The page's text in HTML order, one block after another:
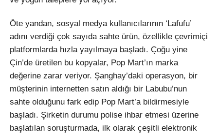
Öte yandan, sosyal medya kullanıcılarının ‘Lafufu’
adını verdiği çok sayıda sahte ürün, özellikle çevrimiçi
platformlarda hızla yayılmaya başladı. Çoğu yine
Çin’de üretilen bu kopyalar, Pop Mart’ın marka
değerine zarar veriyor. Şanghay’daki operasyon, bir
müşterinin internetten satın aldığı bir Labubu’nun
sahte olduğunu fark edip Pop Mart’a bildirmesiyle
başladı. Şirketin durumu polise ihbar etmesi üzerine
başlatılan soruşturmada, ilk olarak çeşitli elektronik